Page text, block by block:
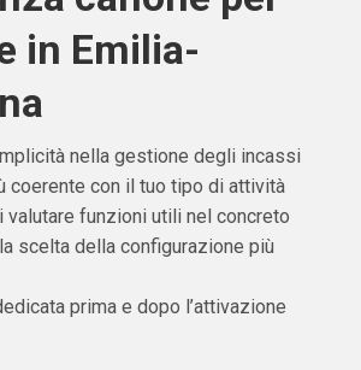
in Emilia-
nella gestione degli incassi
coerente con il tuo tipo di attività
valutare funzioni utili nel concreto
scelta della configurazione più
prima e dopo l’attivazione